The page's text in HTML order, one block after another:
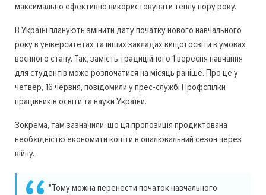
максимально ефективно використовувати теплу пору року.
В Україні планують змінити дату початку нового навчального
року в університетах та інших закладах вищої освіти в умовах
воєнного стану. Так, замість традиційного 1 вересня навчання
для студентів може розпочатися на місяць раніше. Про це у
четвер, 16 червня, повідомили у прес-службі Профспілки
працівників освіти та науки України.
Зокрема, там зазначили, що ця пропозиція продиктована
необхідністю економити кошти в опалювальний сезон через
війну.
"Тому можна перенести початок навчального